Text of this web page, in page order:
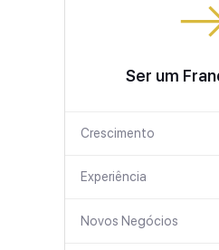
Ser um
Crescimento
Experiência
Novos Negócios